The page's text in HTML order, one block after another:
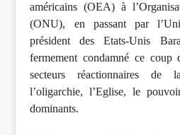
américains (OEA) à
(ONU), en passant par
président des Etats-Unis
fermement condamné ce coup
secteurs réactionnaires de
l’oligarchie, l’Eglise, le
dominants.